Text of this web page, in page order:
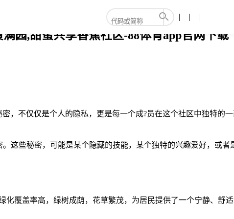
园,甜蜜共享香蕉社区-88体育app官网下载
，不仅仅是个人的隐私，更是每一个成?员在这个社区中独特的
这些秘密，可能是某个隐藏的技能，某个独特的兴趣爱好，或
化覆盖率高，绿树成荫，花草繁茂，为居民提供了一个宁静、舒